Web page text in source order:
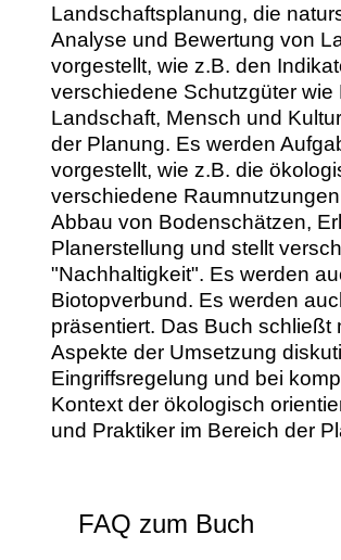
Landschaftsplanung, die
Analyse und Bewertung von
vorgestellt, wie z.B. den
verschiedene Schutzgüter wie
Landschaft, Mensch und
der Planung. Es werden
vorgestellt, wie z.B. die
verschiedene
Abbau von Bodenschätzen,
Planerstellung und stellt
"Nachhaltigkeit". Es werden
Biotopverbund. Es werden
präsentiert. Das Buch
Aspekte der Umsetzung
Eingriffsregelung und bei
Kontext der ökologisch
und Praktiker im Bereich der
FAQ zum Buch